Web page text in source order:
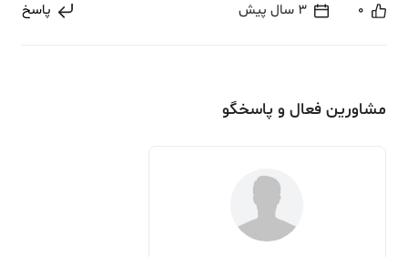
0 3 سال پیش پاسخ
مشاورین فعال و پاسخگو